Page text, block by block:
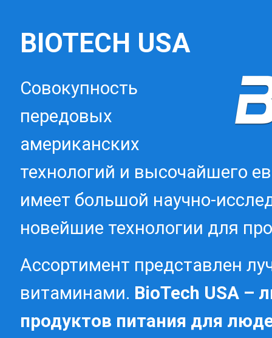
BIOTECH USA
Совокупность
передовых
американских
технологий и высочайшего
имеет большой научно-
новейшие технологии для
Ассортимент представлен
витаминами. BioTech USA –
продуктов питания для